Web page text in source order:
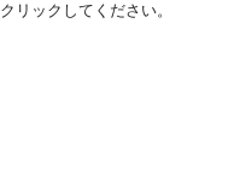
リックしてください。